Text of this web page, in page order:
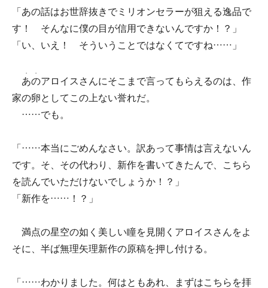
「あの話はお世辞抜きでミリオンセラーが狙える逸品で
す！ そんなに僕の目が信用できないんですか！？」
「い、いえ！ そういうことではなくてですね……」
あ
・
の
・
アロイスさんにそこまで言ってもらえるのは、作
家の卵としてこの上ない誉れだ。
……でも。
「……本当にごめんなさい。訳あって事情は言えないん
です。そ、その代わり、新作を書いてきたんで、こちら
を読んでいただけないでしょうか！？」
「新作を……！？」
満点の星空の如く美しい瞳を見開くアロイスさんをよ
そに、半ば無理矢理新作の原稿を押し付ける。
「……わかりました。何はともあれ、まずはこちらを拝